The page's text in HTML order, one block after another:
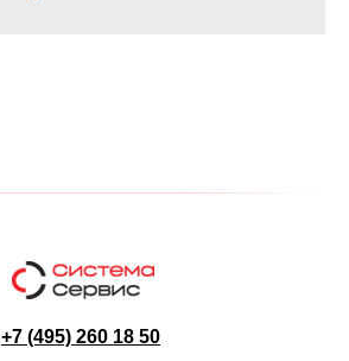
+7 (495) 260 18 50